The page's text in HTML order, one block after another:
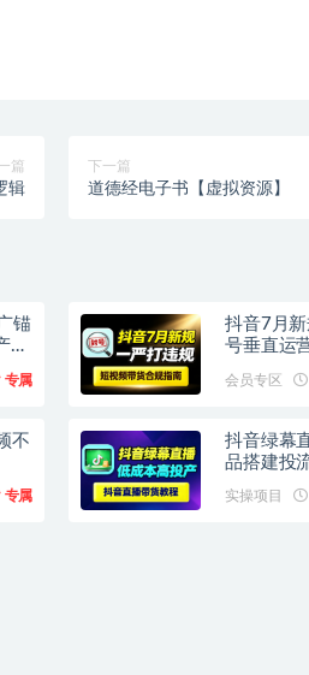
篇
辑
下一篇
道德经电子书【虚拟资源】
锚
上
专属
抖音7月
号垂直运
会员专区
不
专属
抖音绿幕
品搭建投
实操项目